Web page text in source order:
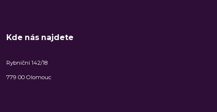
Kde nás najdete
Rybniční 142/18
779 00 Olomouc